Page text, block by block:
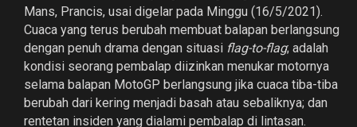
Mans, Prancis, usai digelar pada Minggu (16/5/2021).
Cuaca yang terus berubah membuat balapan berlangsung
dengan penuh drama dengan situasi flag-to-flag; adalah
kondisi seorang pembalap diizinkan menukar motornya
selama balapan MotoGP berlangsung jika cuaca tiba-tiba
berubah dari kering menjadi basah atau sebaliknya; dan
rentetan insiden yang dialami pembalap di lintasan.